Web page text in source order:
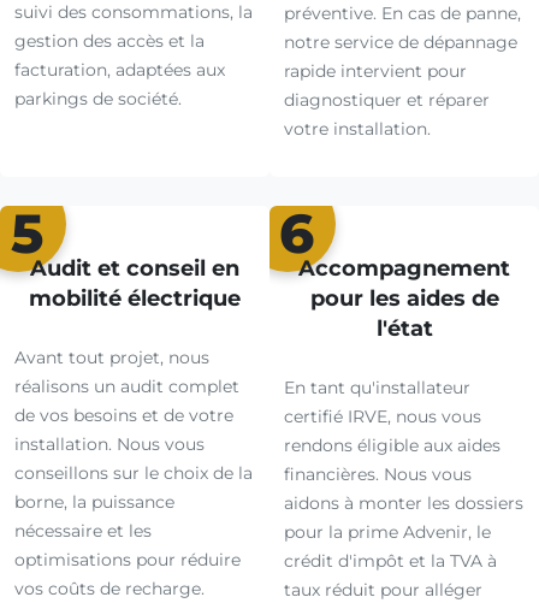
suivi des consommations, la
gestion des accès et la
facturation, adaptées aux
parkings de société.
préventive. En cas de panne,
notre service de dépannage
rapide intervient pour
diagnostiquer et réparer
votre installation.
5
Audit et conseil en
mobilité électrique
Avant tout projet, nous
réalisons un audit complet
de vos besoins et de votre
installation. Nous vous
conseillons sur le choix de la
borne, la puissance
nécessaire et les
optimisations pour réduire
vos coûts de recharge.
6
Accompagnement
pour les aides de
l'état
En tant qu'installateur
certifié IRVE, nous vous
rendons éligible aux aides
financières. Nous vous
aidons à monter les dossiers
pour la prime Advenir, le
crédit d'impôt et la TVA à
taux réduit pour alléger